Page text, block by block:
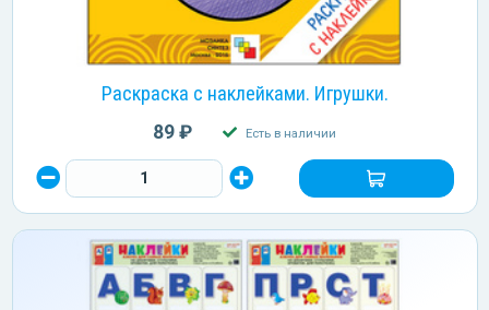
Раскраска с наклейками. Игрушки.
89 ₽ Есть в наличии